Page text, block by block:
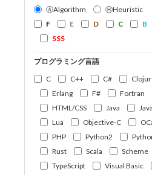
ⒶAlgorithm
ⒽHeuristic
F
E D C B
SSS
プログラミング言語
C
C++ C#
Erlang
F# Fortran
HTML/CSS
Java
Lua
Objective-C
PHP
Python2
Rust
Scala Scheme
TypeScript
Visual Basic